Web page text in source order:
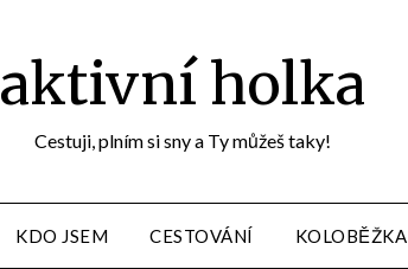
aktivní holka
Cestuji, plním si sny a Ty můžeš taky!
KDO JSEM CESTOVÁNÍ KOLOBĚŽKA